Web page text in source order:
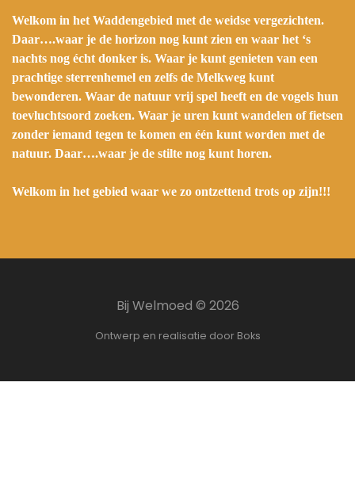
Welkom in het Waddengebied met de weidse vergezichten.
Daar….waar je de horizon nog kunt zien en waar het ‘s
nachts nog écht donker is. Waar je kunt genieten van een
prachtige sterrenhemel en zelfs de Melkweg kunt
bewonderen. Waar de natuur vrij spel heeft en de vogels hun
toevluchtsoord zoeken. Waar je uren kunt wandelen of fietsen
zonder iemand tegen te komen en één kunt worden met de
natuur. Daar….waar je de stilte nog kunt horen.
Welkom in het gebied waar we zo ontzettend trots op zijn!!!
Bij Welmoed © 2026
Ontwerp en realisatie door Boks